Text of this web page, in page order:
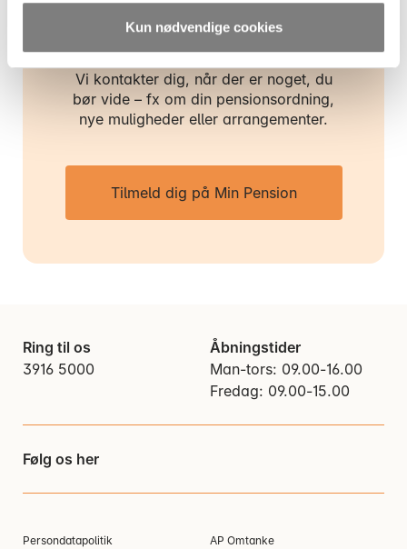
Kun nødvendige cookies
Er du kunde hos AP Pension og vil
gerne have relevant information?
Vi kontakter dig, når der er noget, du
bør vide – fx om din pensionsordning,
nye muligheder eller arrangementer.
Tilmeld dig på Min Pension
Ring til os
3916 5000
Åbningstider
Man-tors: 09.00-16.00
Fredag: 09.00-15.00
Følg os her
Persondatapolitik AP Omtanke